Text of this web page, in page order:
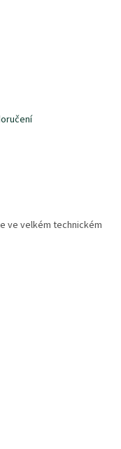
ve velkém technickém